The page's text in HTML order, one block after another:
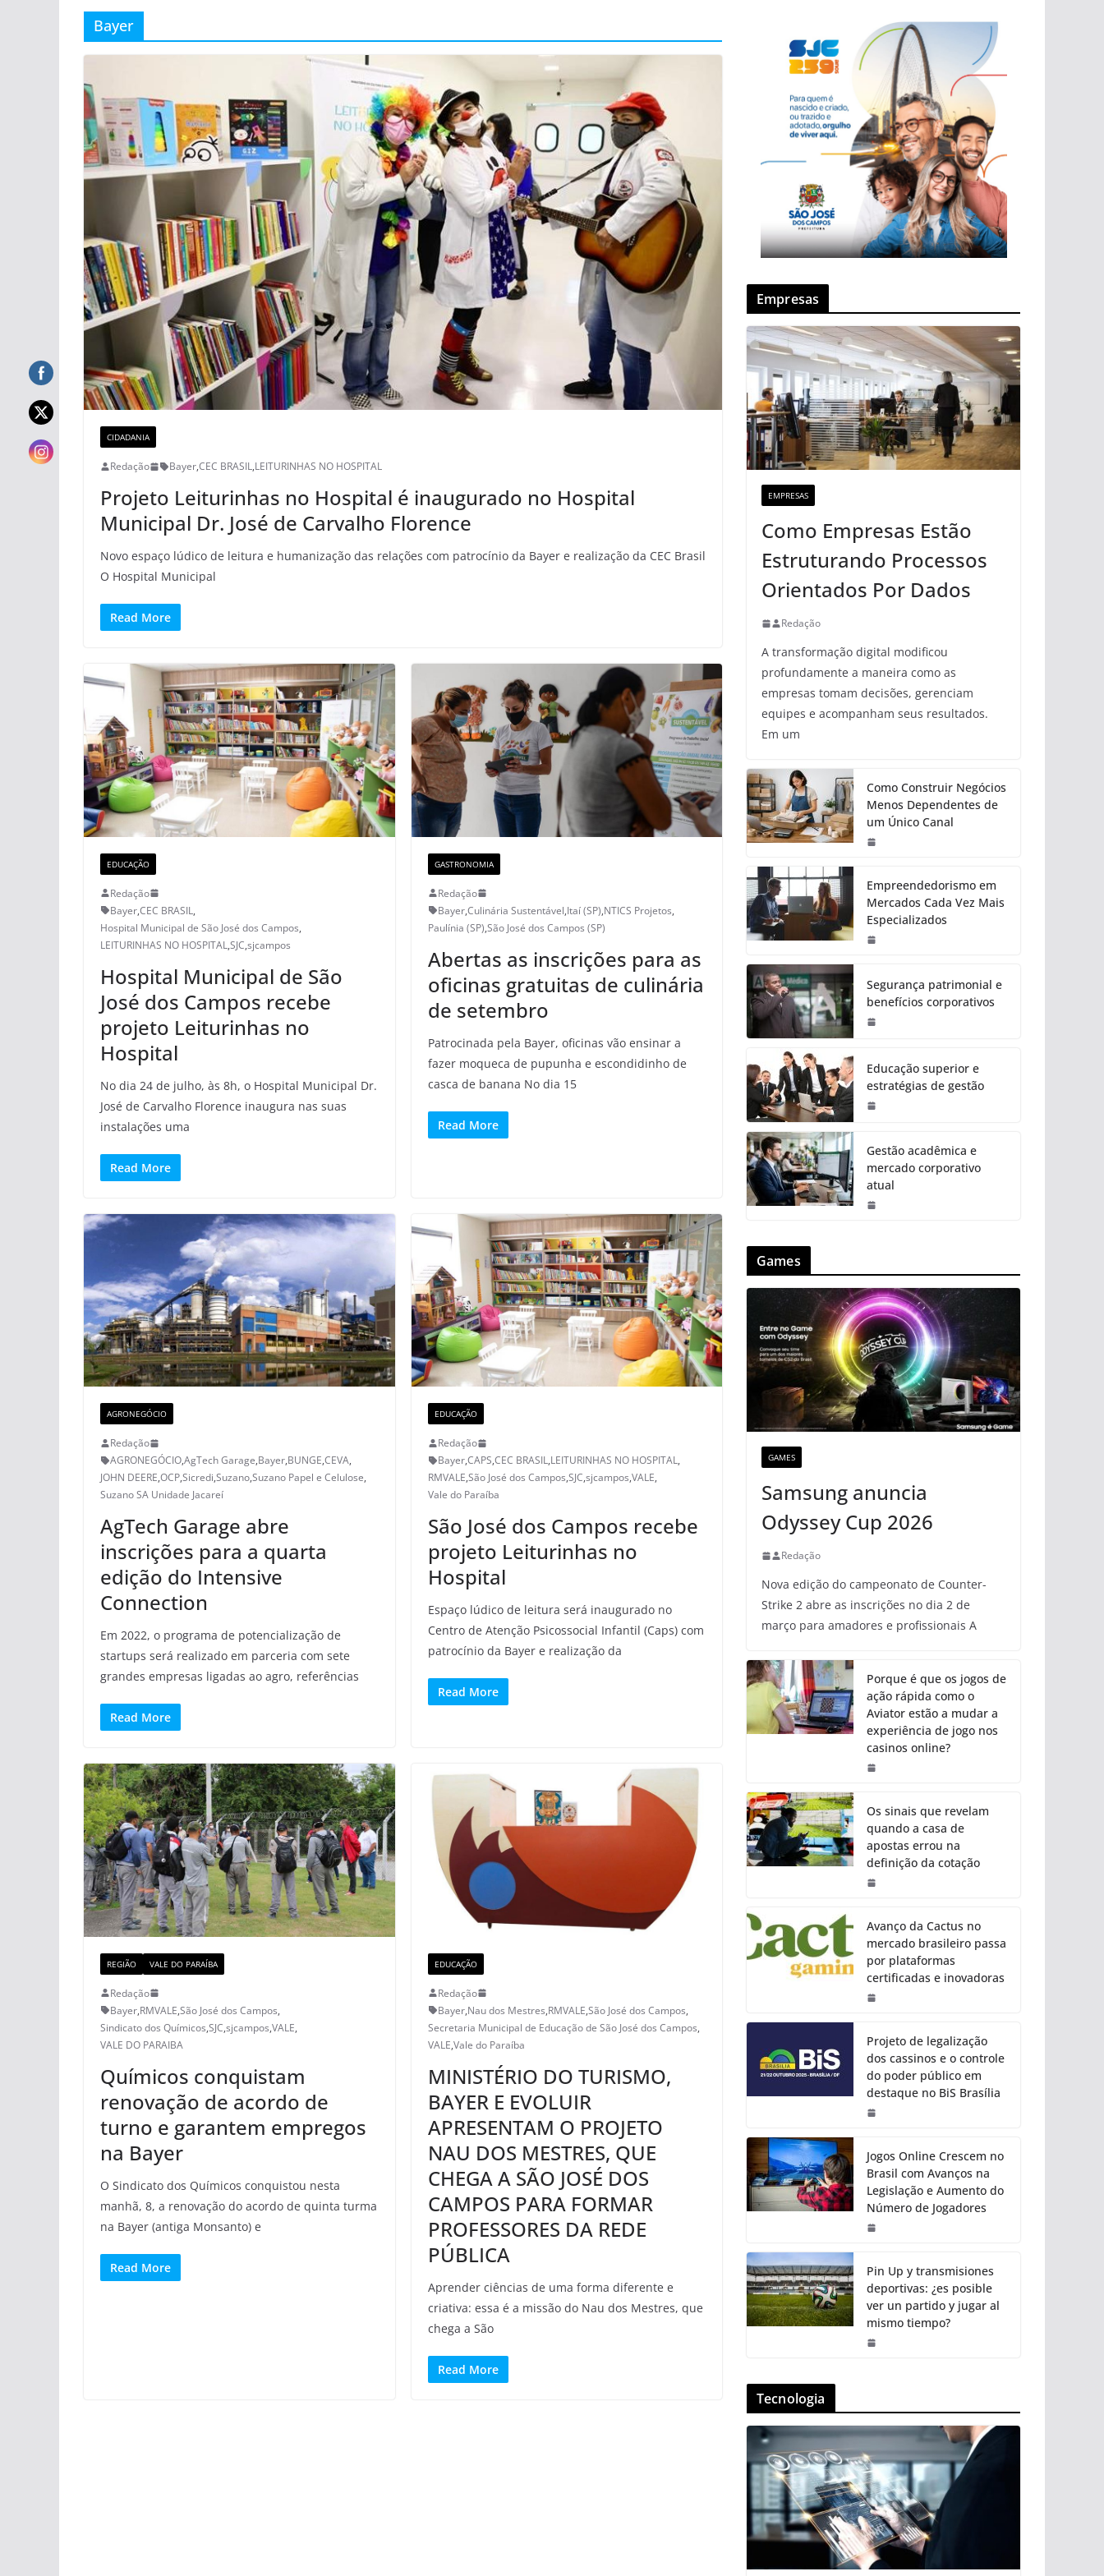
Bayer
CIDADANIA
Redação Bayer,CEC BRASIL,LEITURINHAS NO HOSPITAL
Projeto Leiturinhas no Hospital é inaugurado no Hospital
Municipal Dr. José de Carvalho Florence
Novo espaço lúdico de leitura e humanização das relações com patrocínio da Bayer e realização da CEC Brasil
O Hospital Municipal
Read More
EDUCAÇÃO
Redação
Bayer,CEC BRASIL,
Hospital Municipal de São José dos Campos,
LEITURINHAS NO HOSPITAL,SJC,sjcampos
Hospital Municipal de São
José dos Campos recebe
projeto Leiturinhas no
Hospital
No dia 24 de julho, às 8h, o Hospital Municipal Dr.
José de Carvalho Florence inaugura nas suas
instalações uma
Read More
GASTRONOMIA
Redação
Bayer,Culinária Sustentável,Itaí (SP),NTICS Projetos,
Paulínia (SP),São José dos Campos (SP)
Abertas as inscrições para as
oficinas gratuitas de culinária
de setembro
Patrocinada pela Bayer, oficinas vão ensinar a
fazer moqueca de pupunha e escondidinho de
casca de banana No dia 15
Read More
AGRONEGÓCIO
Redação
AGRONEGÓCIO,AgTech Garage,Bayer,BUNGE,CEVA,
JOHN DEERE,OCP,Sicredi,Suzano,Suzano Papel e Celulose,
Suzano SA Unidade Jacareí
AgTech Garage abre
inscrições para a quarta
edição do Intensive
Connection
Em 2022, o programa de potencialização de
startups será realizado em parceria com sete
grandes empresas ligadas ao agro, referências
Read More
EDUCAÇÃO
Redação
Bayer,CAPS,CEC BRASIL,LEITURINHAS NO HOSPITAL,
RMVALE,São José dos Campos,SJC,sjcampos,VALE,
Vale do Paraíba
São José dos Campos recebe
projeto Leiturinhas no
Hospital
Espaço lúdico de leitura será inaugurado no
Centro de Atenção Psicossocial Infantil (Caps) com
patrocínio da Bayer e realização da
Read More
REGIÃO VALE DO PARAÍBA
Redação
Bayer,RMVALE,São José dos Campos,
Sindicato dos Químicos,SJC,sjcampos,VALE,
VALE DO PARAIBA
Químicos conquistam
renovação de acordo de
turno e garantem empregos
na Bayer
O Sindicato dos Químicos conquistou nesta
manhã, 8, a renovação do acordo de quinta turma
na Bayer (antiga Monsanto) e
Read More
EDUCAÇÃO
Redação
Bayer,Nau dos Mestres,RMVALE,São José dos Campos,
Secretaria Municipal de Educação de São José dos Campos,
VALE,Vale do Paraíba
MINISTÉRIO DO TURISMO,
BAYER E EVOLUIR
APRESENTAM O PROJETO
NAU DOS MESTRES, QUE
CHEGA A SÃO JOSÉ DOS
CAMPOS PARA FORMAR
PROFESSORES DA REDE
PÚBLICA
Aprender ciências de uma forma diferente e
criativa: essa é a missão do Nau dos Mestres, que
chega a São
Read More
Empresas
EMPRESAS
Como Empresas Estão
Estruturando Processos
Orientados Por Dados
Redação
A transformação digital modificou
profundamente a maneira como as
empresas tomam decisões, gerenciam
equipes e acompanham seus resultados.
Em um
Como Construir Negócios
Menos Dependentes de
um Único Canal
Empreendedorismo em
Mercados Cada Vez Mais
Especializados
Segurança patrimonial e
benefícios corporativos
Educação superior e
estratégias de gestão
Gestão acadêmica e
mercado corporativo
atual
Games
GAMES
Samsung anuncia
Odyssey Cup 2026
Redação
Nova edição do campeonato de Counter-
Strike 2 abre as inscrições no dia 2 de
março para amadores e profissionais A
Porque é que os jogos de
ação rápida como o
Aviator estão a mudar a
experiência de jogo nos
casinos online?
Os sinais que revelam
quando a casa de
apostas errou na
definição da cotação
Avanço da Cactus no
mercado brasileiro passa
por plataformas
certificadas e inovadoras
Projeto de legalização
dos cassinos e o controle
do poder público em
destaque no BiS Brasília
Jogos Online Crescem no
Brasil com Avanços na
Legislação e Aumento do
Número de Jogadores
Pin Up y transmisiones
deportivas: ¿es posible
ver un partido y jugar al
mismo tiempo?
Tecnologia